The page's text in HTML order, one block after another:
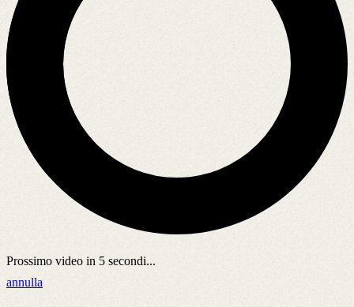
Prossimo video in 5 secondi...
annulla